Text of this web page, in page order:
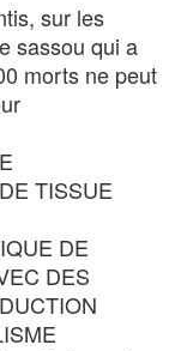
sur les
sassou qui a
morts ne peut
TISSUE
DE
DES